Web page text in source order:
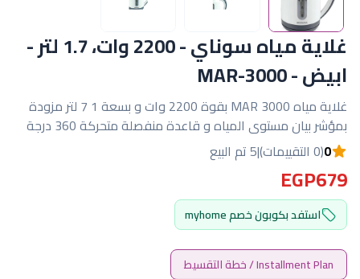
غلاية مياه سوناي - 2200 وات، 1.7 لتر -
ابيض - MAR-3000
غلاية مياه MAR 3000 بقوة 2200 وات و بسعة 1 7 لتر مزودة
بمؤشر بيان مستوى المياه و قاعدة منفصلة متحركة 360 درجة
0(0 التقييمات) |5 تم البيع
EGP679
استفد بكوبون خصم myhome
Installment Plan / خطة التقسيط